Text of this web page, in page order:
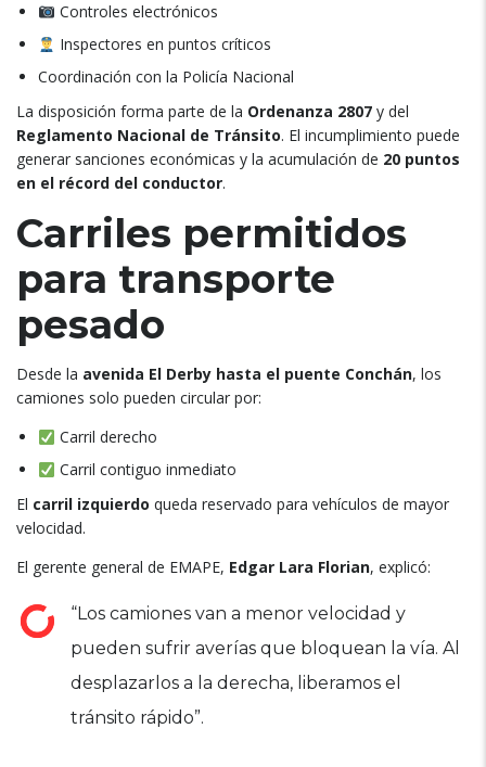
Controles electrónicos
Inspectores en puntos críticos
Coordinación con la Policía Nacional
La disposición forma parte de la Ordenanza 2807 y del
Reglamento Nacional de Tránsito. El incumplimiento puede
generar sanciones económicas y la acumulación de 20 puntos
en el récord del conductor.
Carriles permitidos
para transporte
pesado
Desde la avenida El Derby hasta el puente Conchán, los
camiones solo pueden circular por:
Carril derecho
Carril contiguo inmediato
El carril izquierdo queda reservado para vehículos de mayor
velocidad.
El gerente general de EMAPE, Edgar Lara Florian, explicó:
“Los camiones van a menor velocidad y
pueden sufrir averías que bloquean la vía. Al
desplazarlos a la derecha, liberamos el
tránsito rápido”.